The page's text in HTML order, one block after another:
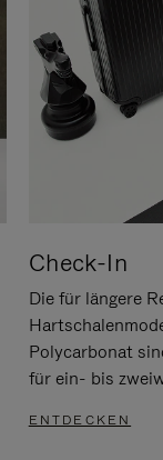
Check-In
Die für längere
Polycarbonat
für ein- bis
ENTDECKEN